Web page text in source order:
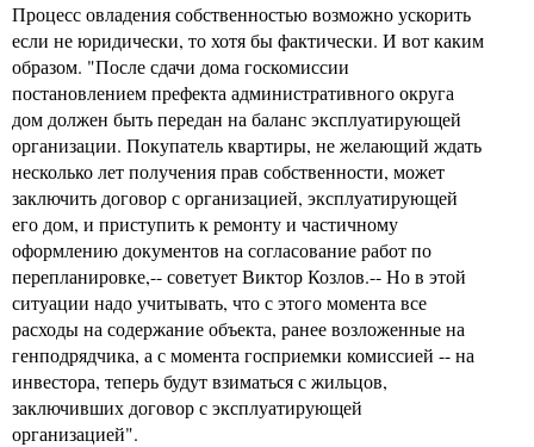
Процесс овладения собственностью возможно ускорить
если не юридически, то хотя бы фактически. И вот каким
образом. "После сдачи дома госкомиссии
постановлением префекта административного округа
дом должен быть передан на баланс эксплуатирующей
организации. Покупатель квартиры, не желающий ждать
несколько лет получения прав собственности, может
заключить договор с организацией, эксплуатирующей
его дом, и приступить к ремонту и частичному
оформлению документов на согласование работ по
перепланировке,-- советует Виктор Козлов.-- Но в этой
ситуации надо учитывать, что с этого момента все
расходы на содержание объекта, ранее возложенные на
генподрядчика, а с момента госприемки комиссией -- на
инвестора, теперь будут взиматься с жильцов,
заключивших договор с эксплуатирующей
организацией".